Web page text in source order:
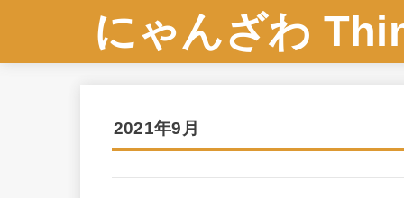
にゃんざわ
2021年9月